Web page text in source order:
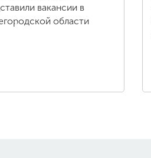
вакансии в
области